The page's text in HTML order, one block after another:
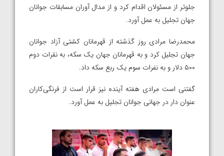
جلوتر از مسئولان اقدام کرد و از مدال آوران مسابقات جوانان
جهان تجلیل به عمل آورد‌.
محمدرضا مرادی روز گذشته از قهرمانان کشتی آزاد جوانان
جهان تجلیل کرد و به قهرمانان جهان یک سکه، به نقرات دوم
۵۰۰ دلار و به نفرات سوم یک ربع سکه داد.
گفتنی است مرادی هفته آینده نیز قرار است از فرنگی‌کاران
عنوان دار در جهانی جوانان تجلیل به عمل آورد.